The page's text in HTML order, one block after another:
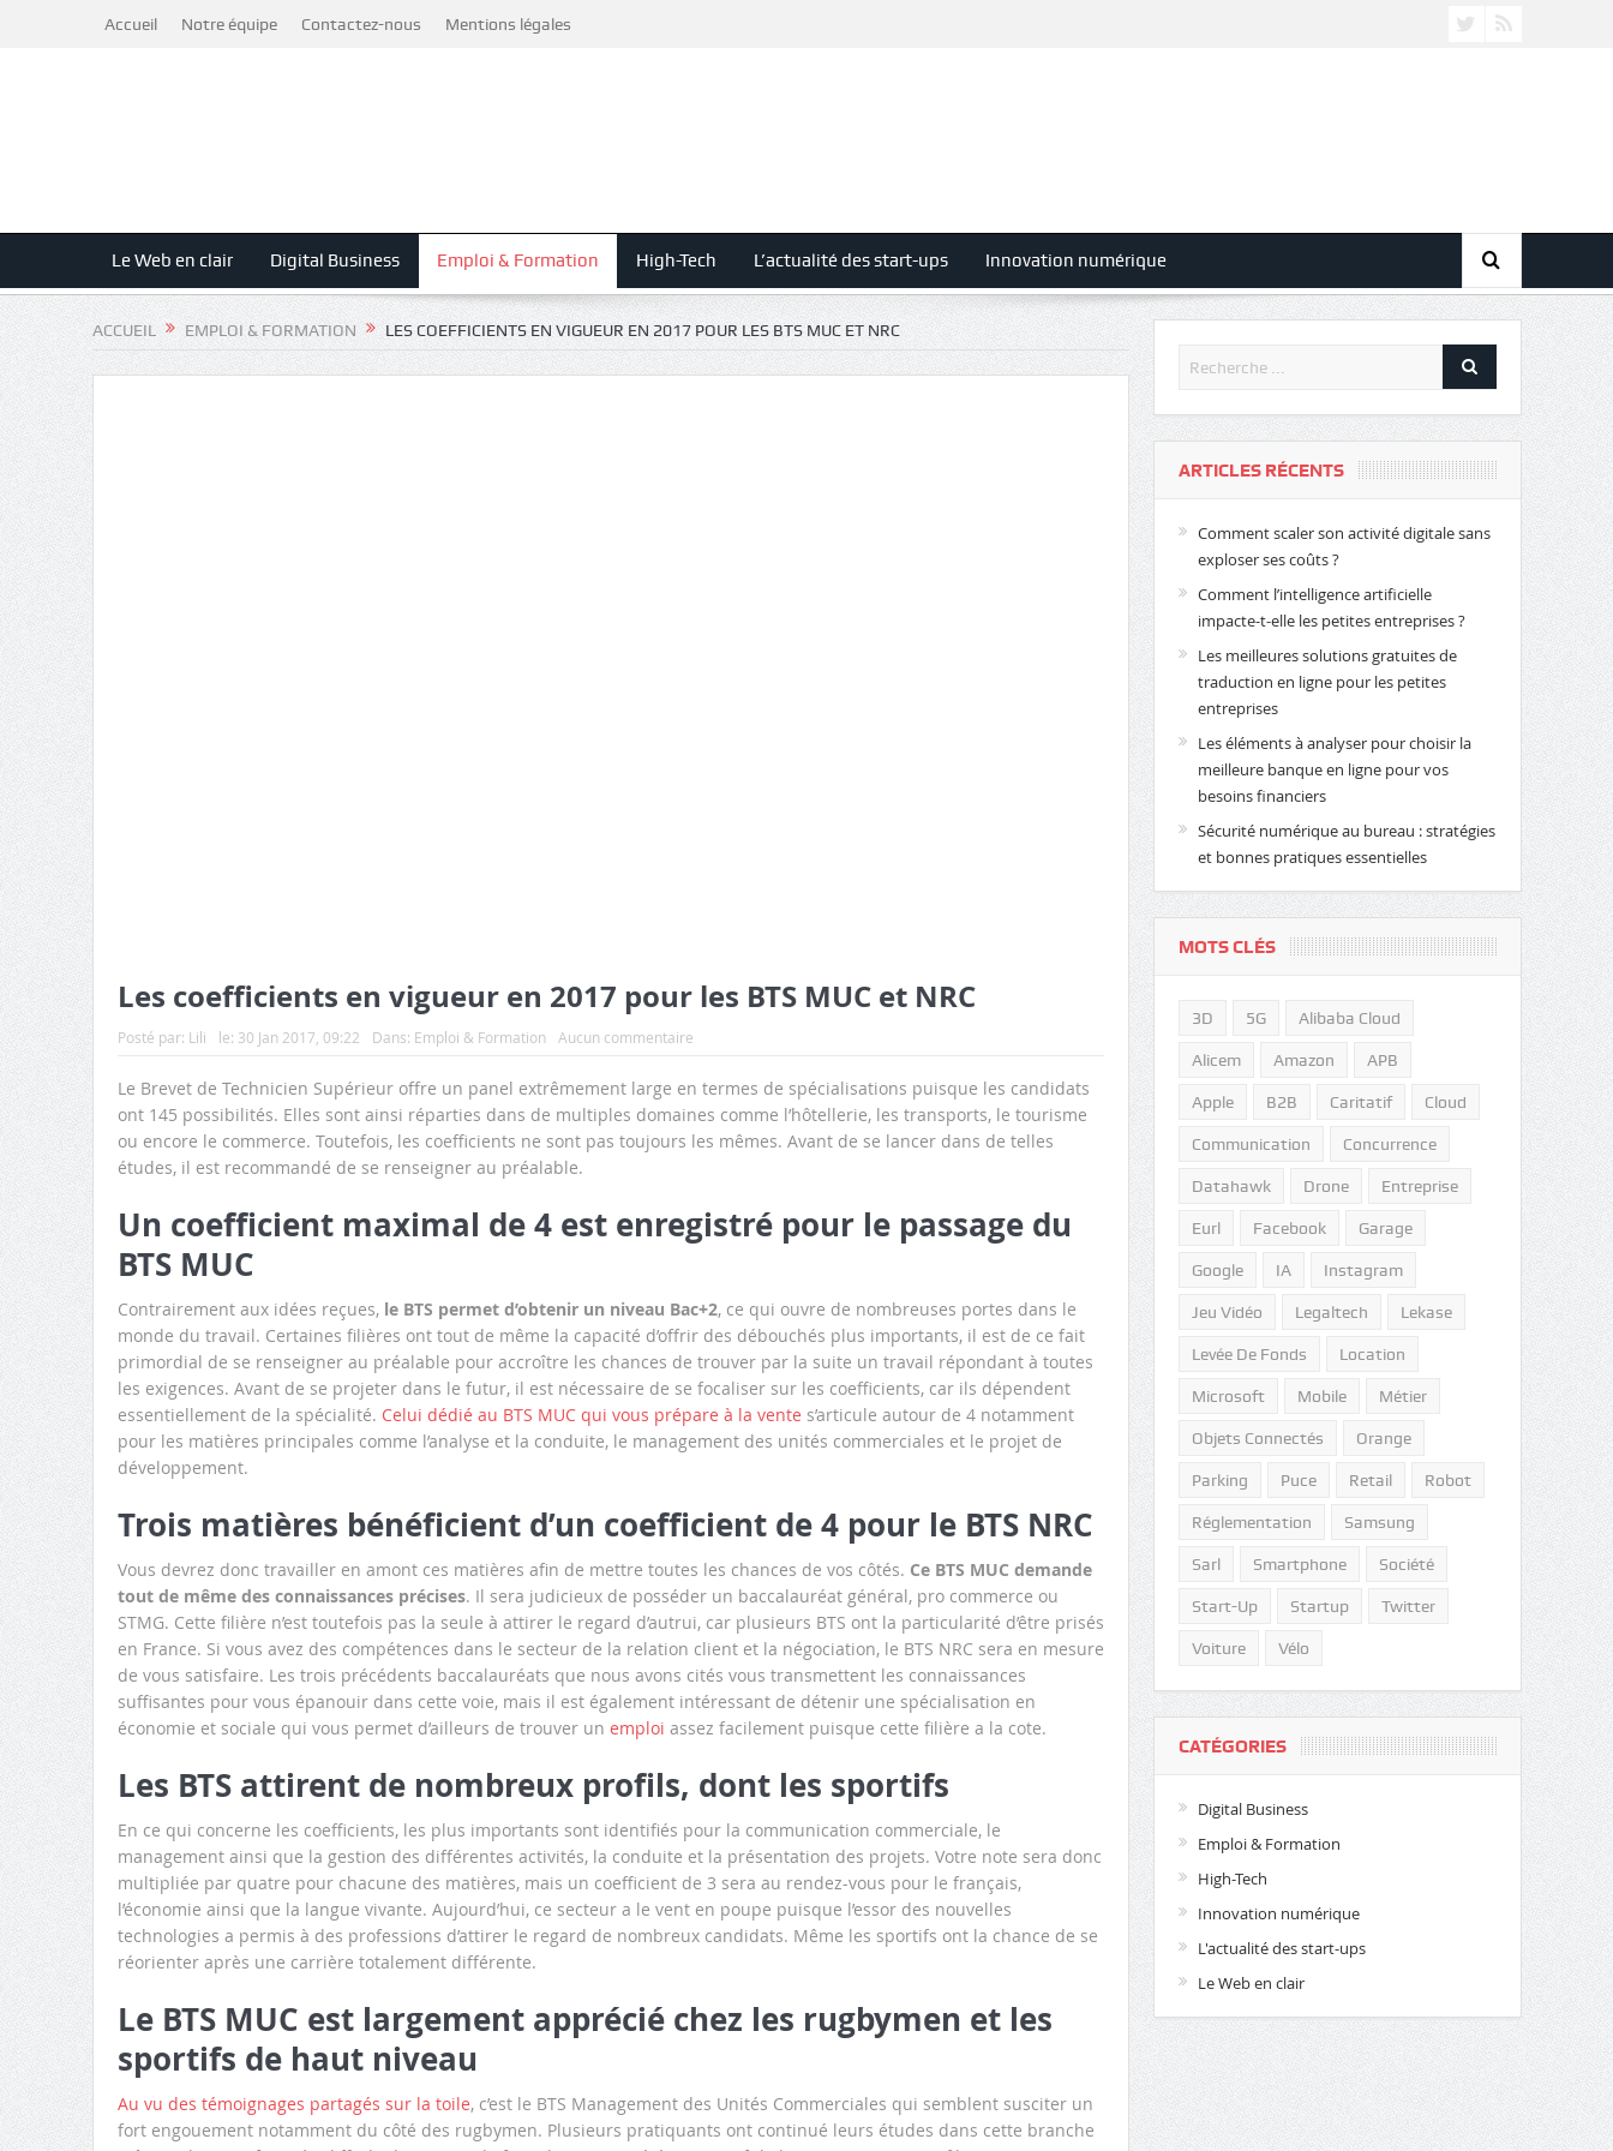
Accueil Notre équipe Contactez-nous Mentions légales
Le Web en clair Digital Business Emploi & Formation High-Tech L’actualité des start-ups Innovation numérique
ACCUEIL EMPLOI & FORMATION LES COEFFICIENTS EN VIGUEUR EN 2017 POUR LES BTS MUC ET NRC
Les coefficients en vigueur en 2017 pour les BTS MUC et NRC
Posté par: Lili le: 30 Jan 2017, 09:22 Dans: Emploi & Formation Aucun commentaire
Le Brevet de Technicien Supérieur offre un panel extrêmement large en termes de spécialisations puisque les candidats
ont 145 possibilités. Elles sont ainsi réparties dans de multiples domaines comme l’hôtellerie, les transports, le tourisme
ou encore le commerce. Toutefois, les coefficients ne sont pas toujours les mêmes. Avant de se lancer dans de telles
études, il est recommandé de se renseigner au préalable.
Un coefficient maximal de 4 est enregistré pour le passage du
BTS MUC
Contrairement aux idées reçues, le BTS permet d’obtenir un niveau Bac+2, ce qui ouvre de nombreuses portes dans le
monde du travail. Certaines filières ont tout de même la capacité d’offrir des débouchés plus importants, il est de ce fait
primordial de se renseigner au préalable pour accroître les chances de trouver par la suite un travail répondant à toutes
les exigences. Avant de se projeter dans le futur, il est nécessaire de se focaliser sur les coefficients, car ils dépendent
essentiellement de la spécialité. Celui dédié au BTS MUC qui vous prépare à la vente s’articule autour de 4 notamment
pour les matières principales comme l’analyse et la conduite, le management des unités commerciales et le projet de
développement.
Trois matières bénéficient d’un coefficient de 4 pour le BTS NRC
Vous devrez donc travailler en amont ces matières afin de mettre toutes les chances de vos côtés. Ce BTS MUC demande
tout de même des connaissances précises. Il sera judicieux de posséder un baccalauréat général, pro commerce ou
STMG. Cette filière n’est toutefois pas la seule à attirer le regard d’autrui, car plusieurs BTS ont la particularité d’être prisés
en France. Si vous avez des compétences dans le secteur de la relation client et la négociation, le BTS NRC sera en mesure
de vous satisfaire. Les trois précédents baccalauréats que nous avons cités vous transmettent les connaissances
suffisantes pour vous épanouir dans cette voie, mais il est également intéressant de détenir une spécialisation en
économie et sociale qui vous permet d’ailleurs de trouver un emploi assez facilement puisque cette filière a la cote.
Les BTS attirent de nombreux profils, dont les sportifs
En ce qui concerne les coefficients, les plus importants sont identifiés pour la communication commerciale, le
management ainsi que la gestion des différentes activités, la conduite et la présentation des projets. Votre note sera donc
multipliée par quatre pour chacune des matières, mais un coefficient de 3 sera au rendez-vous pour le français,
l’économie ainsi que la langue vivante. Aujourd’hui, ce secteur a le vent en poupe puisque l’essor des nouvelles
technologies a permis à des professions d’attirer le regard de nombreux candidats. Même les sportifs ont la chance de se
réorienter après une carrière totalement différente.
Le BTS MUC est largement apprécié chez les rugbymen et les
sportifs de haut niveau
Au vu des témoignages partagés sur la toile, c’est le BTS Management des Unités Commerciales qui semblent susciter un
fort engouement notamment du côté des rugbymen. Plusieurs pratiquants ont continué leurs études dans cette branche
ARTICLES RÉCENTS
Comment scaler son activité digitale sans
exploser ses coûts ?
Comment l’intelligence artificielle
impacte-t-elle les petites entreprises ?
Les meilleures solutions gratuites de
traduction en ligne pour les petites
entreprises
Les éléments à analyser pour choisir la
meilleure banque en ligne pour vos
besoins financiers
Sécurité numérique au bureau : stratégies
et bonnes pratiques essentielles
MOTS CLÉS
3D 5G Alibaba Cloud
Alicem Amazon APB
Apple B2B Caritatif Cloud
Communication Concurrence
Datahawk Drone Entreprise
Eurl Facebook Garage
Google IA Instagram
Jeu Vidéo Legaltech Lekase
Levée De Fonds Location
Microsoft Mobile Métier
Objets Connectés Orange
Parking Puce Retail Robot
Réglementation Samsung
Sarl Smartphone Société
Start-Up Startup Twitter
Voiture Vélo
CATÉGORIES
Digital Business
Emploi & Formation
High-Tech
Innovation numérique
L'actualité des start-ups
Le Web en clair